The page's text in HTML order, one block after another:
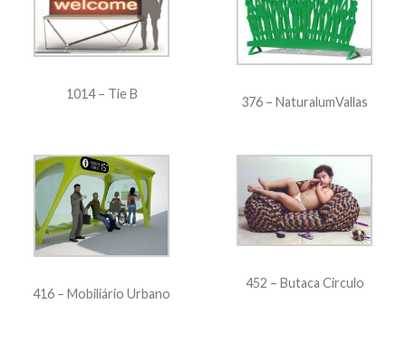
1014 – Tie B
376 – NaturalumVallas
416 – Mobiliário Urbano
452 – Butaca Circulo